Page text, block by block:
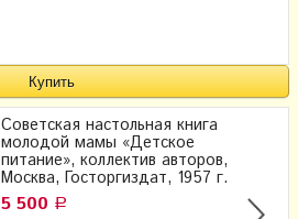
Советская настольная книга
молодой мамы «Детское
питание», коллектив авторов,
Москва, Госторгиздат, 1957 г.
5 500 Р